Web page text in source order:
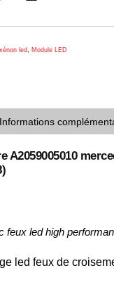
led Module LED
Informations
A2059005010
feux led high
led feux de